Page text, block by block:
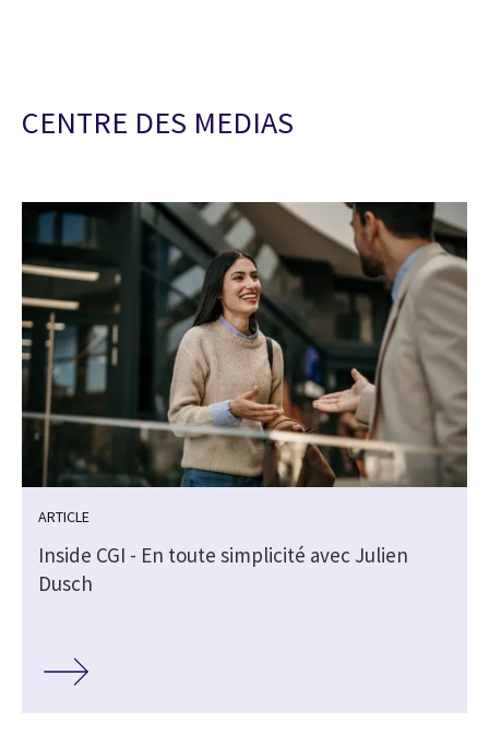
CENTRE DES MEDIAS
ARTICLE
Inside CGI - En toute simplicité avec Julien
Dusch